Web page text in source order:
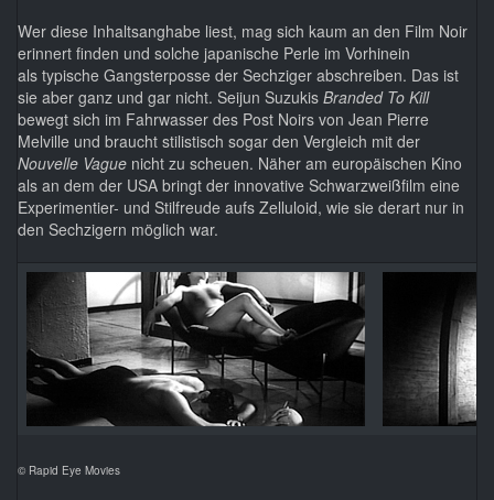
Wer diese Inhaltsanghabe liest, mag sich kaum an den Film Noir
erinnert finden und solche japanische Perle im Vorhinein
als typische Gangsterposse der Sechziger abschreiben. Das ist
sie aber ganz und gar nicht. Seijun Suzukis Branded To Kill
bewegt sich im Fahrwasser des Post Noirs von Jean Pierre
Melville und braucht stilistisch sogar den Vergleich mit der
Nouvelle Vague nicht zu scheuen. Näher am europäischen Kino
als an dem der USA bringt der innovative Schwarzweißfilm eine
Experimentier- und Stilfreude aufs Zelluloid, wie sie derart nur in
den Sechzigern möglich war.
© Rapid Eye Movies